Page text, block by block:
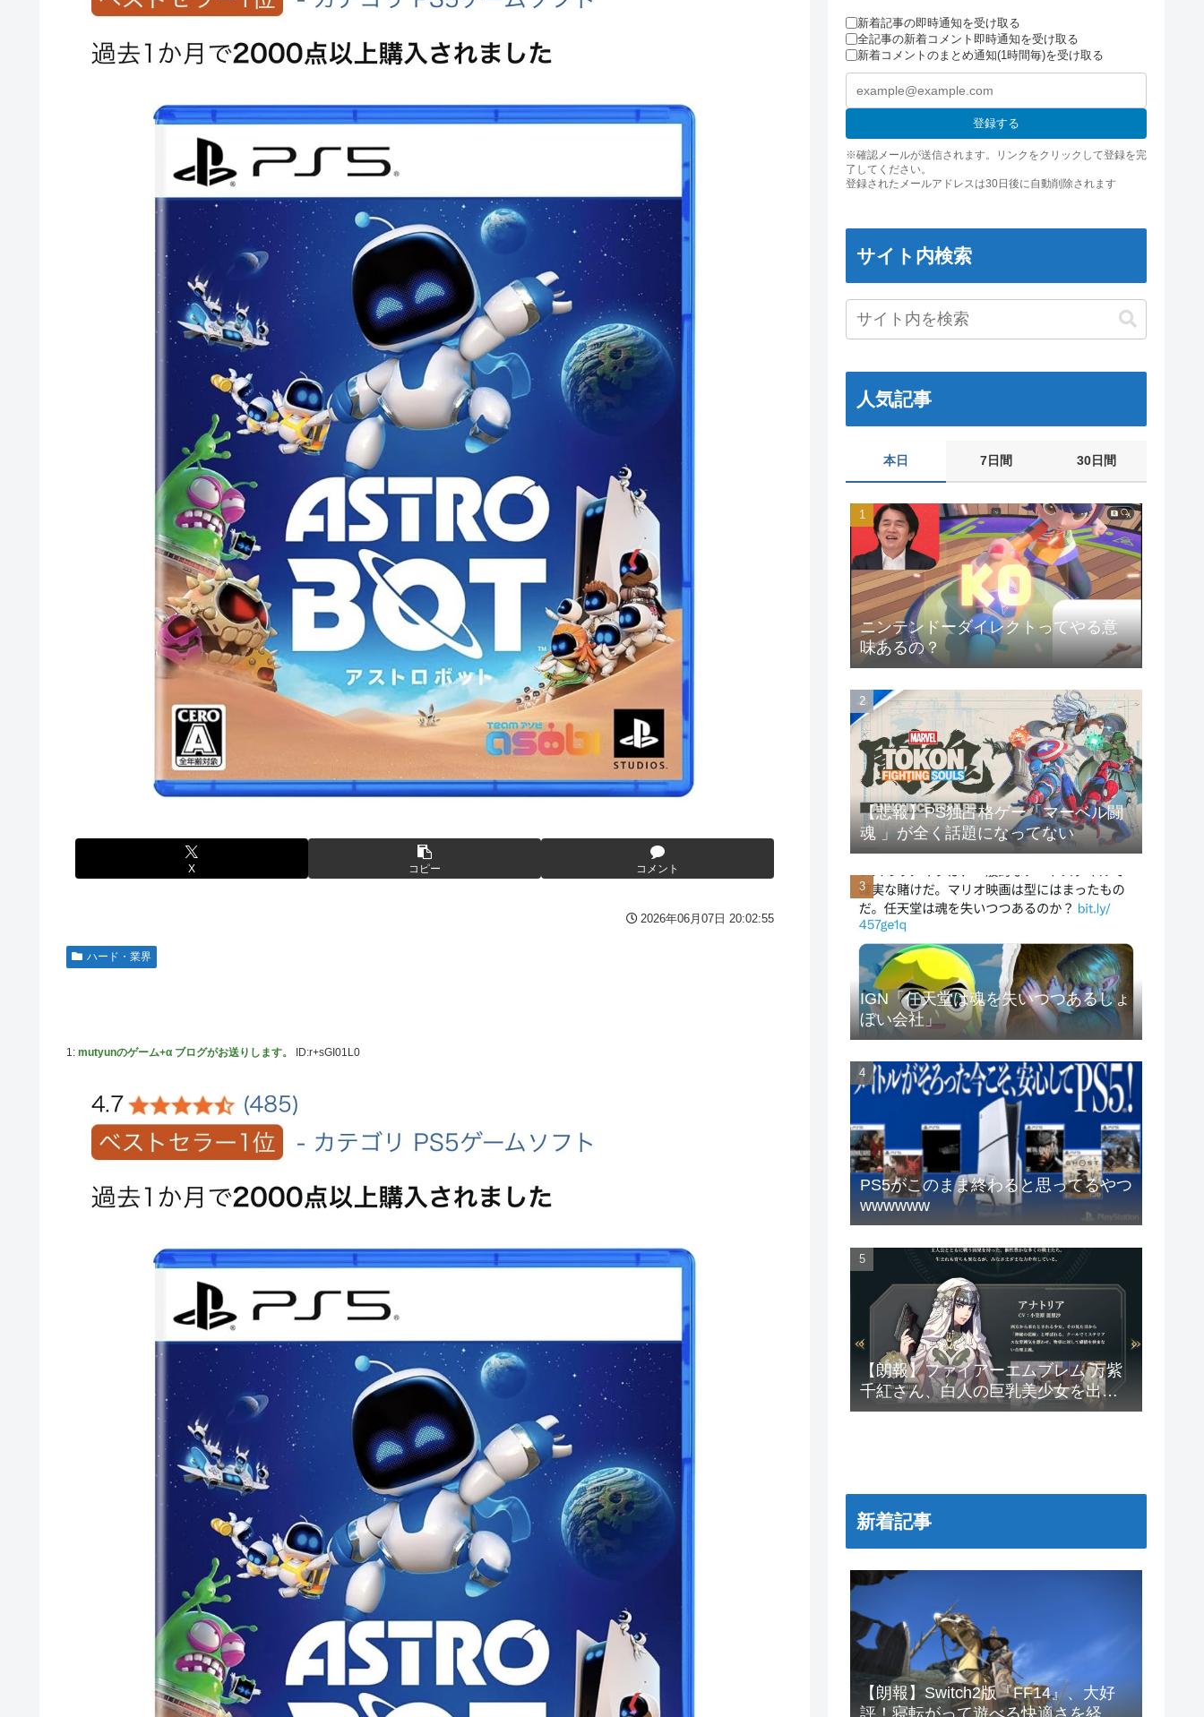
アリスソフト「ランス10」ゲーム画面公開キター！ウルザちゃんは今回も美しい…。前作で助けたシィルもいるぞ！
【デレマス】 凛「なにこれ、蒼穹のファフナー？」モバP「資料だから見といてくれ」
【ウマ娘】海外の絵師が描いた味付けの濃いウマ娘からしか得られない栄養素はある
【速報】超かぐや姫さん、とんでもないスピンオフ漫画が連載決定ｗｗｗｗｗｗｗｗｗｗｗｗｗｗｗｗｗｗｗｗｗ
【動画】ブラジルの女子フットサル選手が極悪すぎて5年間の出場停止処分に。
【ウマ娘】セイちゃんの攻撃力を見よ！！！
【悲報】人気配信者「はっきり言う、ジャングリア沖縄ほんとーーーーーーーーにおもんない！！！！」→炎上
海外「全部日本の真似だったのか…」 日本の普通のテレビ番組が最新SNSの数十年先を行っていたと話題に
【グラブル】ドライブバーストが初めて映像化された時の衝撃
【名探偵プリキュア】1QのIP売上は15億円 過去3期との比較と通期95億円計画を解説
【遊戯王】なんか「ウィッチクラフト」の新規いるけど強いの？
【衝撃動画】トラック事故で車がミンチになった男性、とんでもない姿で発見される…怖すぎる…
【ハコヅメ】 第6話 感想 誰よりも早く！【～交番女子の逆襲～】
やる夫「催眠アプリを手に入れたんだけど……これ必要だった？」 第29話
【画像】日本ってなんでここ埋め立てないの？
休日に甥っ子をアポなし託児を押し付けてきた兄嫁！「テレビでも見せといてw」と言うので『Gガンダム』を一気見させた
結果……甥っ子が重度の中二病を発症して家で大暴れｗｗ
佐藤二朗、妻とのハグを報告「文〇砲より遥かに威力は弱いが、僕のノロケ砲をお見舞いする」
【画像】こんな感じのクルマで車中泊旅したいよな？？？
「フリルもリボンもたくさんがいいのよね、ふふっ♪」対魔忍RPG・新イベント『バニーとヨミハラクライシス』
【デレマス】 810プロエアコン騒動【ぷちかれシリーズ】
【パシフィック・リム】 MODEROID「ジプシー・デンジャー」プラモデル【10日予約開始】
やる夫のダンジョン運営記183-雑談所ネタ118 懺悔小ネタ「創刻のファイアホイール」+埋めネタ「ファイアホイールTCG・
【にじさんじ】七瀬、動物園でアシカに水をかけられビショビショに→たまこ爆笑
【デレマス】 和久井留美「夢を作って、いつか遊んで」
【画像】ファーストサマーウイカ、激変した姿に「本田望結ちゃんかと」
ゲーム「すごい武器を手に入れましたが必要レベルに達していないので装備できません」←このシステムｗｗｗｗ
【にじさんじ】Cellmates、NG行動回避ゲーム！フリが露骨すぎる
韓国人「“韓国サッカー”性接待の試合結果をご覧ください」→「マッサージ効果は間違いないねｗ」「これが本当のベッドサ
メタルバンドが日本から死滅した理由ってなに？
【画像10枚】佐倉綾音さん(32)、自分のシコポイントに気がつくwwwwwww
マジか！次週のバナナムーンゲストは5期生からこの3人が登場！！！【乃木坂46】
新台スマスロ『Lやじきた道中記参る』評判＆感想まとめ｜通常時はポイント集めで修行、あっぱれチャンスの河童が強い、
【画像】影山優佳さん(25)、下着姿であたシコが止まらない
【画像】前田敦子さん、脚が長すぎるｗｗｗｗｗｗｗ 【Pickup07091615】
【画像】元モデルのTBS新人アナさん、プリケツ
テレビ大好き高齢者の｢テレビ離れ｣が始まった…
【画像】日本のセクシー過ぎる女性犯罪者一覧が冗談抜きにレベル高過ぎる件w w w w w w w w w
【画像】俺たちの姫本田望結、久しぶりに画像を投稿した結果→やっぱりワイらの姫だったw w w w w w w w w w
元NBAプレーヤー、エネス・カンター・フリーダムが、2027年WNBAドラフトの適性を宣言 一部コーチによるWNBA男性
参加の声明を受け
【朗報】「あの椅子カバー」のカプセルトイ、爆誕。自宅や職場をパチンコ屋にしちゃおうｗｗｗ
【にじさんじ】Cellmates、NG行動回避ゲーム！フリが露骨すぎる
X コピー コメント
2026年06月07日 20:02:55
ハード・業界
1: mutyunのゲーム+α ブログがお送りします。 ID:r+sGI01L0
新着記事の即時通知を受け取る
全記事の新着コメント即時通知を受け取る
新着コメントのまとめ通知(1時間毎)を受け取る
登録する
※確認メールが送信されます。リンクをクリックして登録を完
了してください。
登録されたメールアドレスは30日後に自動削除されます
サイト内検索
人気記事
本日 7日間 30日間
ニンテンドーダイレクトってやる意
味あるの？
【悲報】PS独占格ゲー「マーベル闘
魂 」が全く話題になってない
IGN「任天堂は魂を失いつつあるしょ
ぼい会社」
PS5がこのまま終わると思ってるやつ
wwwwww
【朗報】ファイアーエムブレム 万紫
千紅さん、白人の巨乳美少女を出し
てしまうwww
新着記事
【朗報】Switch2版『FF14』、大好